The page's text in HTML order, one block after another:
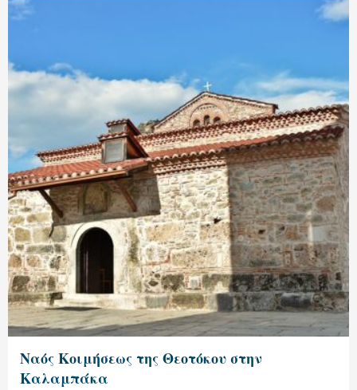
Ναός Κοιμήσεως της Θεοτόκου στην
Καλαμπάκα